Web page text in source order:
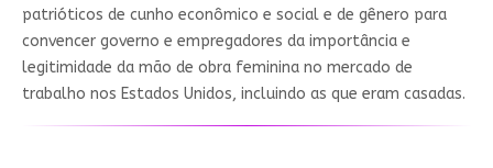
patrióticos de cunho econômico e social e de gênero para
convencer governo e empregadores da importância e
legitimidade da mão de obra feminina no mercado de
trabalho nos Estados Unidos, incluindo as que eram casadas.